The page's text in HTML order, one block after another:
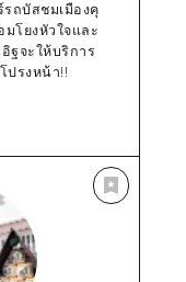
ถบัสชมเมืองคุ
มโยงหัวใจและ
ฐจะให้บริการ
ปรงหน้า!!